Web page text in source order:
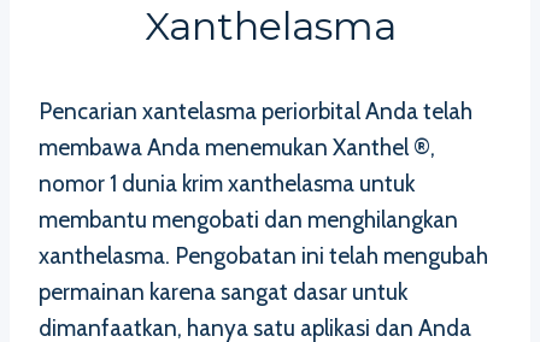
Xanthelasma
Pencarian xantelasma periorbital Anda telah
membawa Anda menemukan Xanthel ®,
nomor 1 dunia krim xanthelasma untuk
membantu mengobati dan menghilangkan
xanthelasma. Pengobatan ini telah mengubah
permainan karena sangat dasar untuk
dimanfaatkan, hanya satu aplikasi dan Anda